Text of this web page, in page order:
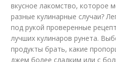
вкусное лакомство, которое
разные кулинарные случаи?
под рукой проверенные
лучших кулинаров рунета.
продукты брать, какие
джем более сладким или с